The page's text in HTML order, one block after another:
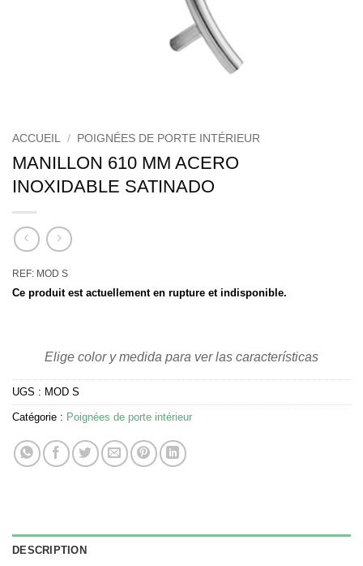
ACCUEIL / POIGNÉES DE PORTE INTÉRIEUR
MANILLON 610 MM ACERO
INOXIDABLE SATINADO
REF: MOD S
Ce produit est actuellement en rupture et indisponible.
Elige color y medida para ver las características
UGS : MOD S
Catégorie : Poignées de porte intérieur
DESCRIPTION